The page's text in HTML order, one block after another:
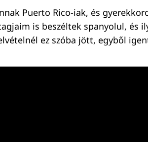
Puerto Rico-iak, és
is beszéltek spanyolul, és
ez szóba jött, egyből